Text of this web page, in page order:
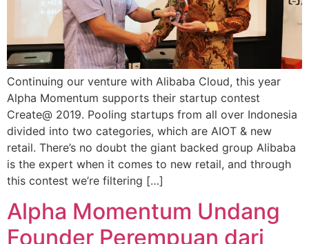
Continuing our venture with Alibaba Cloud, this year
Alpha Momentum supports their startup contest
Create@ 2019. Pooling startups from all over Indonesia
divided into two categories, which are AIOT & new
retail. There’s no doubt the giant backed group Alibaba
is the expert when it comes to new retail, and through
this contest we’re filtering […]
Alpha Momentum Undang
Founder Perempuan dari